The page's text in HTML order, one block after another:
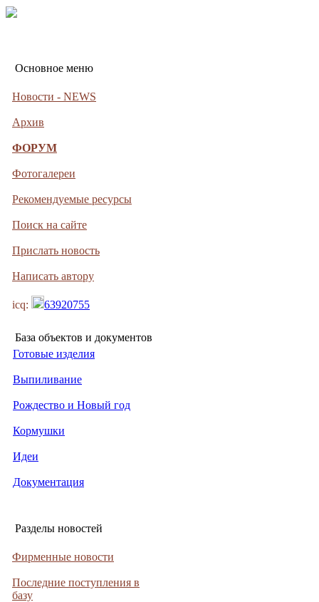
Основное меню
Новости - NEWS
Архив
ФОРУМ
Фотогалереи
Рекомендуемые ресурсы
Поиск на сайте
Прислать новость
Написать автору
icq: 63920755
База объектов и документов
Готовые изделия
Выпиливание
Рождество и Новый год
Кормушки
Идеи
Документация
Разделы новостей
Фирменные новости
Последние поступления в
базу